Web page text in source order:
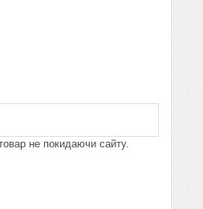
не покидаючи сайту.